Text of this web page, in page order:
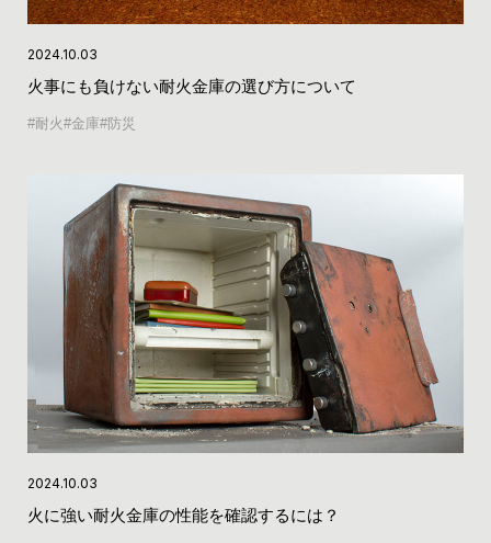
2024.10.03
火事にも負けない耐火金庫の選び方について
耐火 金庫 防災
2024.10.03
火に強い耐火金庫の性能を確認するには？